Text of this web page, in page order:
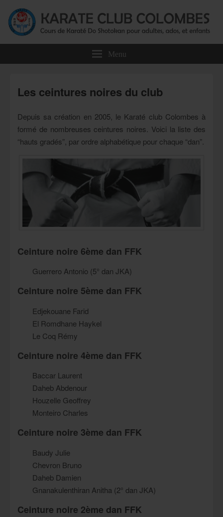
Karate Club Colombes
Menu
Les ceintures noires du club
Depuis sa création en 2005, le Karaté club Colombes à
formé de nombreuses ceintures noires. Voici la liste des
“hauts gradés”, par ordre alphabétique pour chaque “dan”.
Ceinture noire 6ème dan FFK
Guerrero Antonio (5° dan JKA)
Ceinture noire 5ème dan FFK
Edjekouane Farid
El Romdhane Haykel
Le Coq Rémy
Ceinture noire 4ème dan FFK
Baccar Laurent
Daheb Abdenour
Houzelle Geoffrey
Monteiro Charles
Ceinture noire 3ème dan FFK
Baudy Julie
Chevron Bruno
Daheb Damien
Gnanakulenthiran Anitha (2° dan JKA)
Ceinture noire 2ème dan FFK